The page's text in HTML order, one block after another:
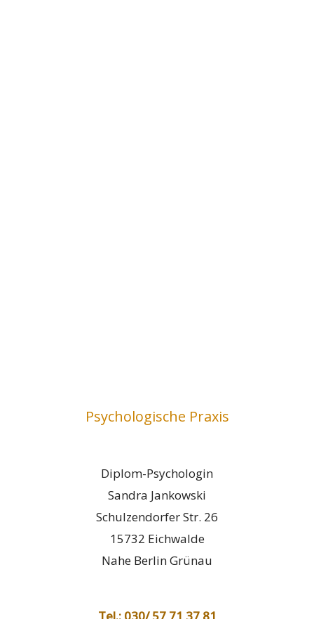
Psychologische Praxis
Diplom-Psychologin
Sandra Jankowski
Schulzendorfer Str. 26
15732 Eichwalde
Nahe Berlin Grünau
Tel.: 030/ 57 71 37 81